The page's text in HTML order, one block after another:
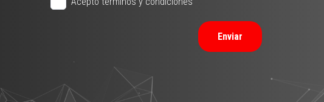
Enviar